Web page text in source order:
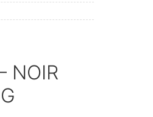
NOIR